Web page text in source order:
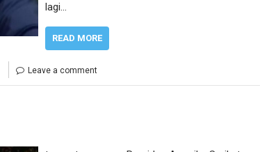
lagi…
READ MORE
Leave a comment